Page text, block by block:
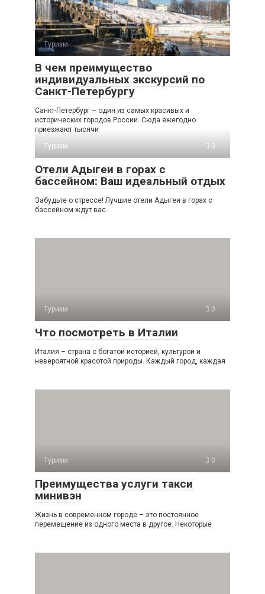
Туризм 0
В чем преимущество
индивидуальных экскурсий по
Санкт-Петербургу
Санкт-Петербург – один из самых красивых и
исторических городов России. Сюда ежегодно
приезжают тысячи
Туризм
0
Отели Адыгеи в горах с
бассейном: Ваш идеальный отдых
Забудьте о стрессе! Лучшие отели Адыгеи в горах с
бассейном ждут вас.
Туризм 0
Что посмотреть в Италии
Италия – страна с богатой историей, культурой и
невероятной красотой природы. Каждый город, каждая
Туризм 0
Преимущества услуги такси
минивэн
Жизнь в современном городе – это постоянное
перемещение из одного места в другое. Некоторые